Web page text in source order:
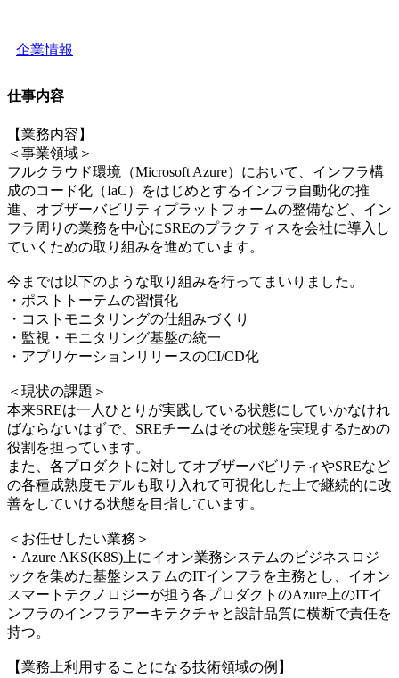
企業情報
仕事内容
【業務内容】
＜事業領域＞
フルクラウド環境（Microsoft Azure）において、インフラ構
成のコード化（IaC）をはじめとするインフラ自動化の推
進、オブザーバビリティプラットフォームの整備など、イン
フラ周りの業務を中心にSREのプラクティスを会社に導入し
ていくための取り組みを進めています。
今までは以下のような取り組みを行ってまいりました。
・ポストトーテムの習慣化
・コストモニタリングの仕組みづくり
・監視・モニタリング基盤の統一
・アプリケーションリリースのCI/CD化
＜現状の課題＞
本来SREは一人ひとりが実践している状態にしていかなけれ
ばならないはずで、SREチームはその状態を実現するための
役割を担っています。
また、各プロダクトに対してオブザーバビリティやSREなど
の各種成熟度モデルも取り入れて可視化した上で継続的に改
善をしていける状態を目指しています。
＜お任せしたい業務＞
・Azure AKS(K8S)上にイオン業務システムのビジネスロジ
ックを集めた基盤システムのITインフラを主務とし、イオン
スマートテクノロジーが担う各プロダクトのAzure上のITイ
ンフラのインフラアーキテクチャと設計品質に横断で責任を
持つ。
【業務上利用することになる技術領域の例】